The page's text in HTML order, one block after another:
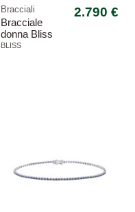
Bracciali
Bracciale
donna Bliss
20104364 oro
BLISS
2.790 €